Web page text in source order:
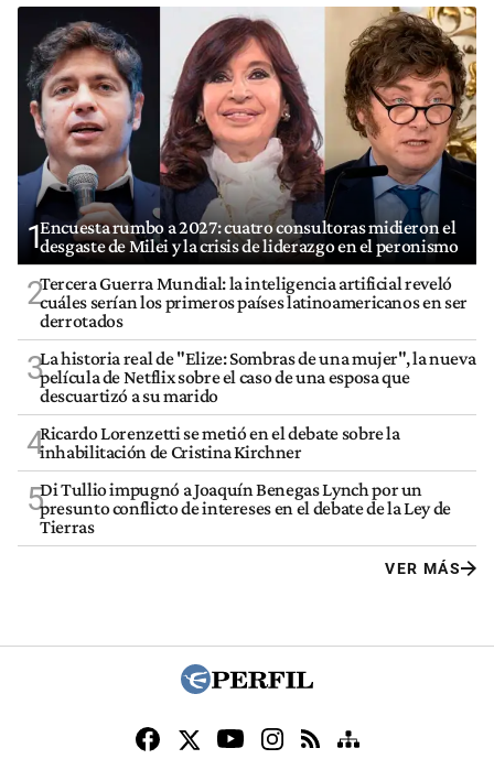
1Encuesta rumbo a 2027: cuatro consultoras midieron el
desgaste de Milei y la crisis de liderazgo en el peronismo
2Tercera Guerra Mundial: la inteligencia artificial reveló
cuáles serían los primeros países latinoamericanos en ser
derrotados
3La historia real de "Elize: Sombras de una mujer", la nueva
película de Netflix sobre el caso de una esposa que
descuartizó a su marido
4Ricardo Lorenzetti se metió en el debate sobre la
inhabilitación de Cristina Kirchner
5Di Tullio impugnó a Joaquín Benegas Lynch por un
presunto conflicto de intereses en el debate de la Ley de
Tierras
VER MÁS